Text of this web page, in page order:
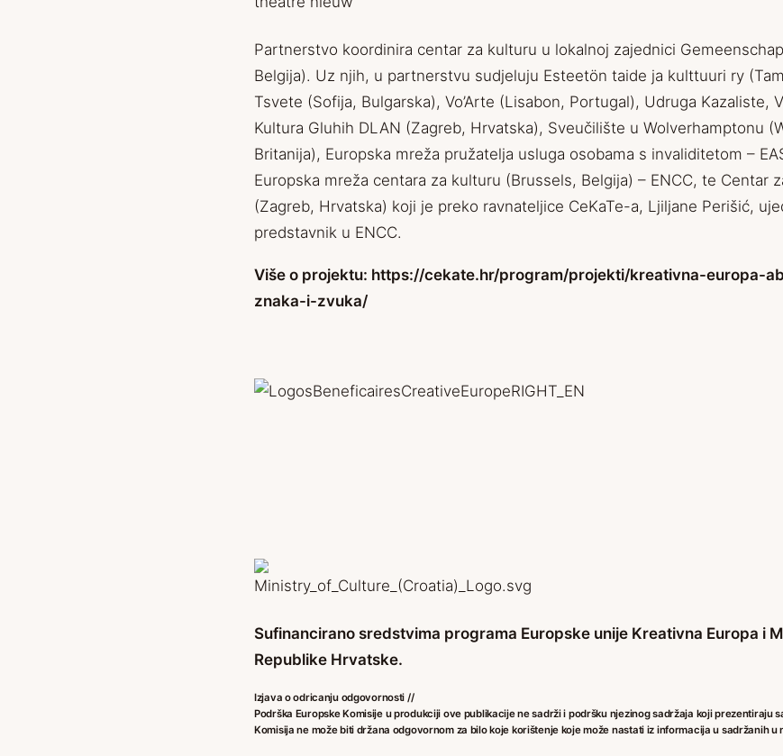
Partnerstvo koordinira centar za kulturu u lokalnoj zajednici
Belgija). Uz njih, u partnerstvu sudjeluju Esteetön taide ja kulttuuri ry
Tsvete (Sofija, Bulgarska), Vo’Arte (Lisabon, Portugal), Udruga Kazaliste,
Kultura Gluhih DLAN (Zagreb, Hrvatska), Sveučilište u Wolverhamptonu
Britanija), Europska mreža pružatelja usluga osobama s invaliditetom –
Europska mreža centara za kulturu (Brussels, Belgija) – ENCC, te Centar
(Zagreb, Hrvatska) koji je preko ravnateljice CeKaTe-a, Ljiljane Perišić,
predstavnik u ENCC.
Više o projektu: https://cekate.hr/program/projekti/kreativna-europa-
znaka-i-zvuka/
Sufinancirano sredstvima programa Europske unije Kreativna Europa i
Republike Hrvatske.
Izjava o odricanju odgovornosti //
Podrška Europske Komisije u produkciji ove publikacije ne sadrži i podršku njezinog sadržaja koji prezentiraju
Komisija ne može biti držana odgovornom za bilo koje korištenje koje može nastati iz informacija u sadržanih u